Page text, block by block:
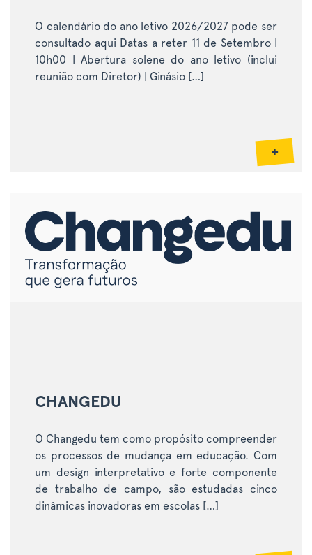
O calendário do ano letivo 2026/2027 pode ser
consultado aqui Datas a reter 11 de Setembro |
10h00 | Abertura solene do ano letivo (inclui
reunião com Diretor) | Ginásio […]
+
CHANGEDU
O Changedu tem como propósito compreender
os processos de mudança em educação. Com
um design interpretativo e forte componente
de trabalho de campo, são estudadas cinco
dinâmicas inovadoras em escolas […]